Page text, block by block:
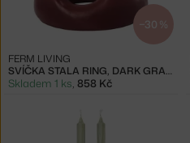
−30 %
SVÍČKA STALA RING, DARK GRAPE
FERM LIVING
Skladem 1 ks, 858 Kč